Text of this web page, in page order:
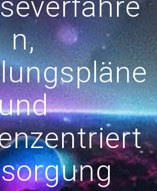
n,